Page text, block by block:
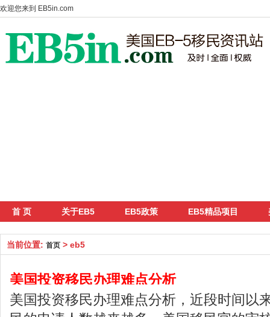
欢迎您来到 EB5in.com
首 页 关于EB5 EB5政策 EB5精品项目
当前位置: 首页 > eb5
美国投资移民办理难点分析
美国投资移民办理难点分析，近段时间以